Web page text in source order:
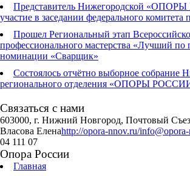
Представитель Нижегородской
участие в заседании федерального комитета
Прошел Региональный этап
профессионального мастерства «Лучший по
номинации «Сварщик»
Состоялось отчётно выборное собрание
регионального отделения «ОПОРЫ
Связаться с нами
603000, г. Нижний Новгород, Почтовый
Власова Еленаhttp://opora-nnov.ru/
04 111 07
Опора России
Главная